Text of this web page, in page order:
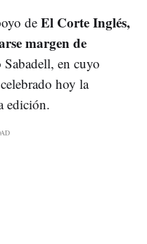
de El Corte Inglés,
margen de
en cuyo
hoy la
edición.